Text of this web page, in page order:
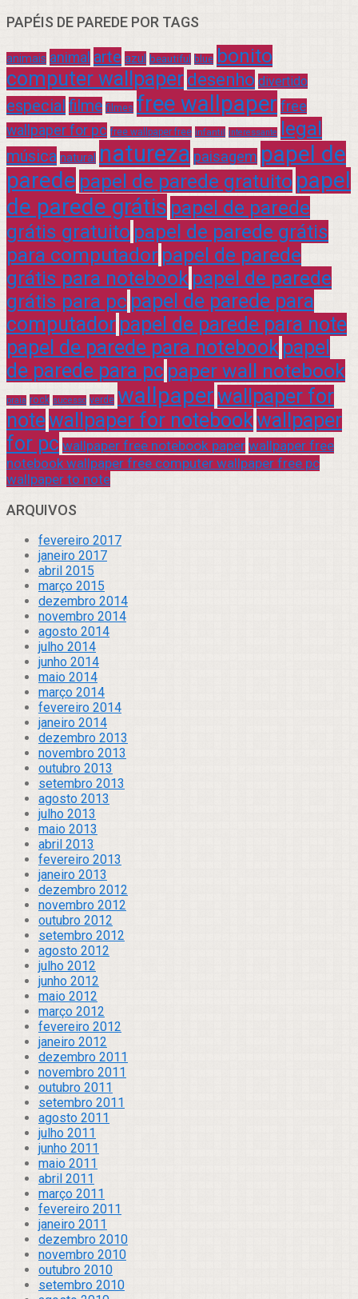
PAPÉIS DE PAREDE POR TAGS
animais animal arte azul beautiful blue bonito
computer wallpaper desenho divertido
especial filme filmes free wallpaper free
wallpaper for pc free wallpaper free infantil interessante legal
música natural natureza paisagem papel de
parede papel de parede gratuito papel
de parede grátis papel de parede
grátis gratuito papel de parede grátis
para computador papel de parede
grátis para notebook papel de parede
grátis para pc papel de parede para
computador papel de parede para note
papel de parede para notebook papel
de parede para pc paper wall notebook
praia rock sucesso verde wallpaperwallpaper for
notewallpaper for notebookwallpaper
for pc wallpaper free notebook paper wallpaper free
notebook wallpaper free computer wallpaper free pc
wallpaper to note
ARQUIVOS
fevereiro 2017
janeiro 2017
abril 2015
março 2015
dezembro 2014
novembro 2014
agosto 2014
julho 2014
junho 2014
maio 2014
março 2014
fevereiro 2014
janeiro 2014
dezembro 2013
novembro 2013
outubro 2013
setembro 2013
agosto 2013
julho 2013
maio 2013
abril 2013
fevereiro 2013
janeiro 2013
dezembro 2012
novembro 2012
outubro 2012
setembro 2012
agosto 2012
julho 2012
junho 2012
maio 2012
março 2012
fevereiro 2012
janeiro 2012
dezembro 2011
novembro 2011
outubro 2011
setembro 2011
agosto 2011
julho 2011
junho 2011
maio 2011
abril 2011
março 2011
fevereiro 2011
janeiro 2011
dezembro 2010
novembro 2010
outubro 2010
setembro 2010